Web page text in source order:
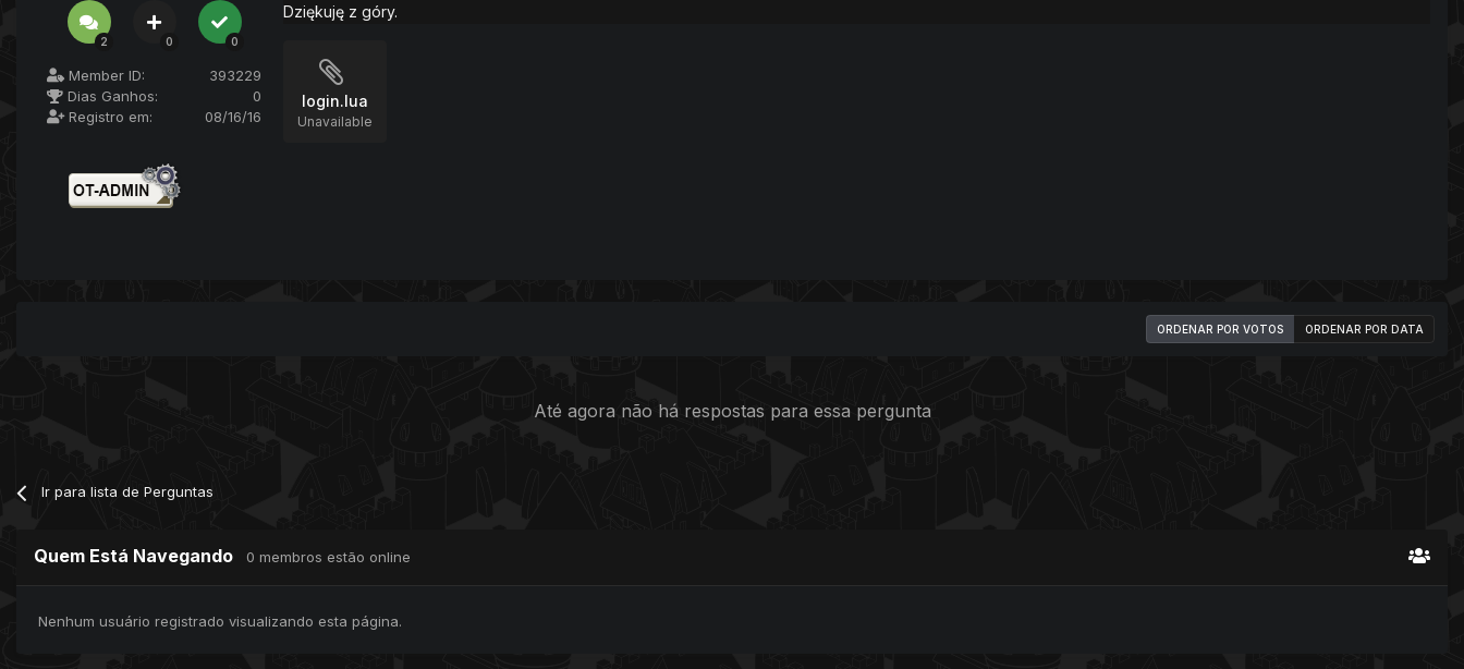
2 0 0
Member ID:
393229
Dias Ganhos:
0
Registro em:
08/16/16
Dziękuję z góry.
login.lua
Unavailable
ORDENAR POR VOTOS ORDENAR POR DATA
Até agora não há respostas para essa pergunta
Ir para lista de Perguntas
Quem Está Navegando 0 membros estão online
Nenhum usuário registrado visualizando esta página.